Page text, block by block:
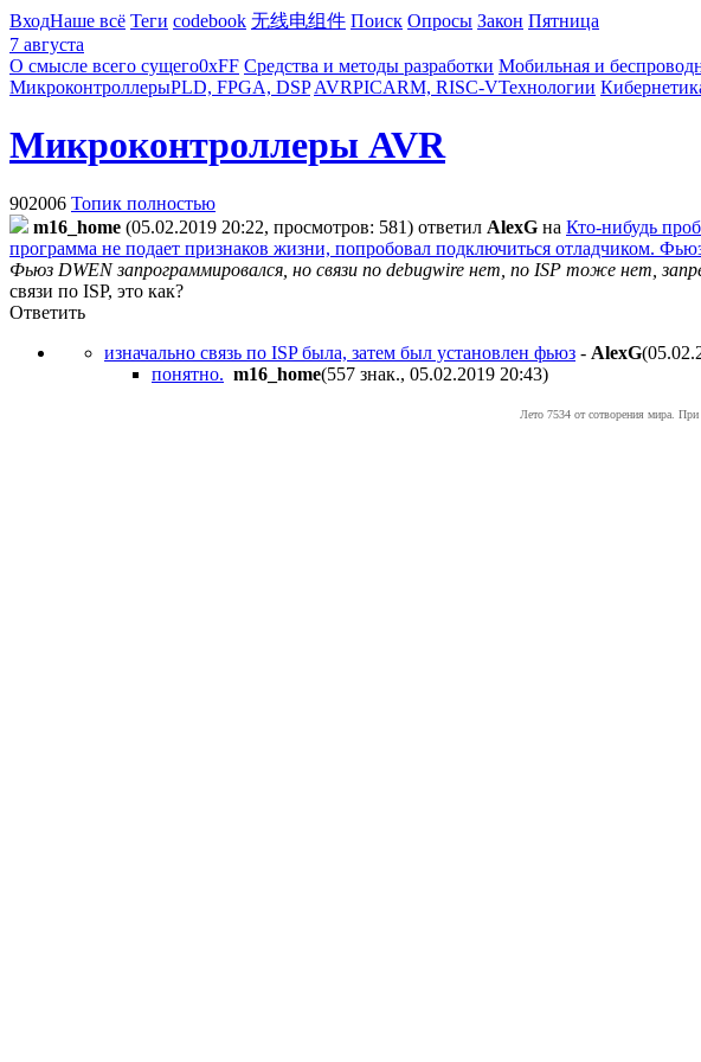
ВходНаше всё Теги codebook 无线电组件 Поиск Опросы Закон Пятница
7 августа
О смысле всего сущего0xFF Средства и методы разработки Мобильная и
МикроконтроллерыPLD, FPGA, DSP AVRPICARM, RISC-VТехнологии
Микроконтроллеры AVR
902006 Топик полностью
m16_home (05.02.2019 20:22, просмотров: 581) ответил AlexG на Кто-нибудь
программа не подает признаков жизни, попробовал подключиться отладчиком.
Фьюз DWEN запрограммировался, но связи по debugwire нет, по ISP тоже нет,
связи по ISP, это как?
Ответить
изначально связь по ISP была, затем был установлен фьюз - AlexG
понятно. m16_home(557 знак., 05.02.2019 20:43)
Лето 7534 от сотворения мира. При